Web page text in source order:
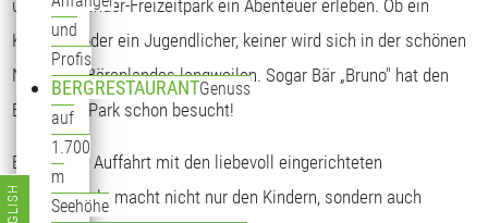
und
Profis
BERGRESTAURANTGenuss
auf
1.700
m
Seehöhe
unserem Kinder-Freizeitpark ein Abenteuer erleben. Ob ein
Kleinkind oder ein Jugendlicher, keiner wird sich in der schönen
Natur des Bärenlandes langweilen. Sogar Bär „Bruno" hat den
Bärenland Park schon besucht!
Bereits die Auffahrt mit den liebevoll eingerichteten
Bärengondeln macht nicht nur den Kindern, sondern auch
Sprache auswählen